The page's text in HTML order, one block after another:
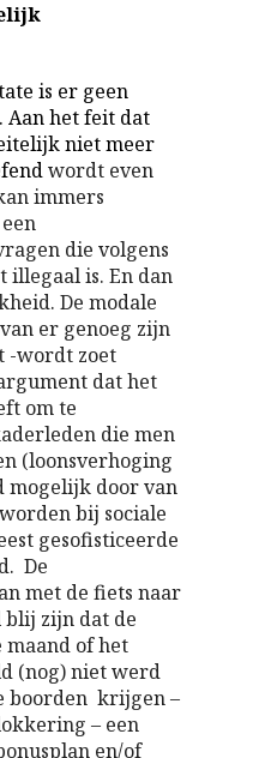
is er geen
Aan het feit dat
niet meer
wordt even
immers
die volgens
illegaal is. En dan
De modale
er genoeg zijn
-wordt zoet
dat het
om te
die men
(loonsverhoging
mogelijk door van
bij sociale
gesofisticeerde
De
met de fiets naar
zijn dat de
of het
(nog) niet werd
boorden krijgen –
– een
en/of